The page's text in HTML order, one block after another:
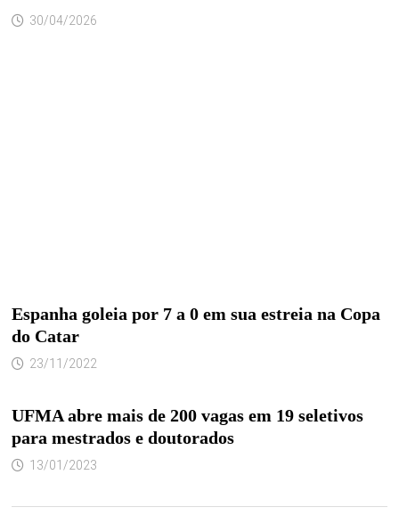
30/04/2026
Espanha goleia por 7 a 0 em sua estreia na Copa
do Catar
23/11/2022
UFMA abre mais de 200 vagas em 19 seletivos
para mestrados e doutorados
13/01/2023